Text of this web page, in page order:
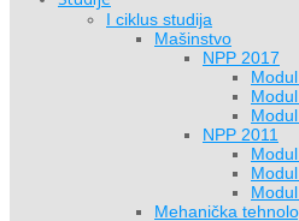
I ciklus studija
Mašinstvo
NPP 2017
Modul
NPP 2011
Modul
Mehanička